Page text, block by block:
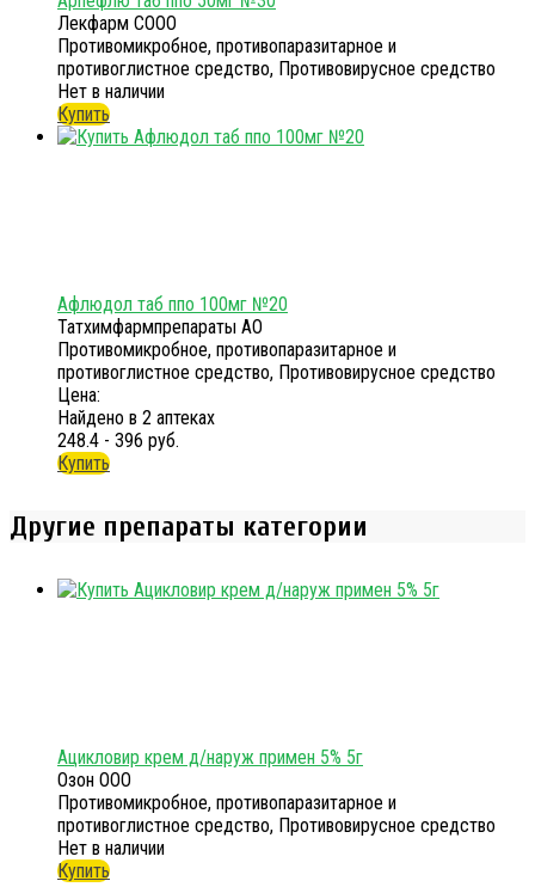
Лекфарм СООО
Противомикробное, противопаразитарное и
противоглистное средство, Противовирусное средство
Нет в наличии
Купить
Афлюдол таб ппо 100мг №20
Татхимфармпрепараты АО
Противомикробное, противопаразитарное и
противоглистное средство, Противовирусное средство
Цена:
Найдено в 2 аптеках
248.4 - 396 руб.
Купить
Другие препараты категории
Ацикловир крем д/наруж примен 5% 5г
Озон ООО
Противомикробное, противопаразитарное и
противоглистное средство, Противовирусное средство
Нет в наличии
Купить